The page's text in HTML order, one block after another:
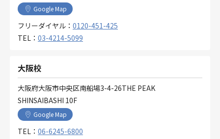
Google Map
フリーダイヤル： 0120-451-425
TEL： 03-4214-5099
大阪校
大阪府大阪市中央区南船場3-4-26THE PEAK
SHINSAIBASHI 10F
Google Map
TEL： 06-6245-6800